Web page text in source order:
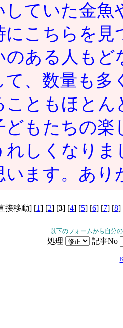
していた金魚
にこちらを
のある人も
て、数量も多
こともほとん
どもたちの
れしくなり
います。あ
接移動] [1] [2] [3] [4] [5] [6] [7] [8]
- 以下のフォームから自分
処理 記事No
-